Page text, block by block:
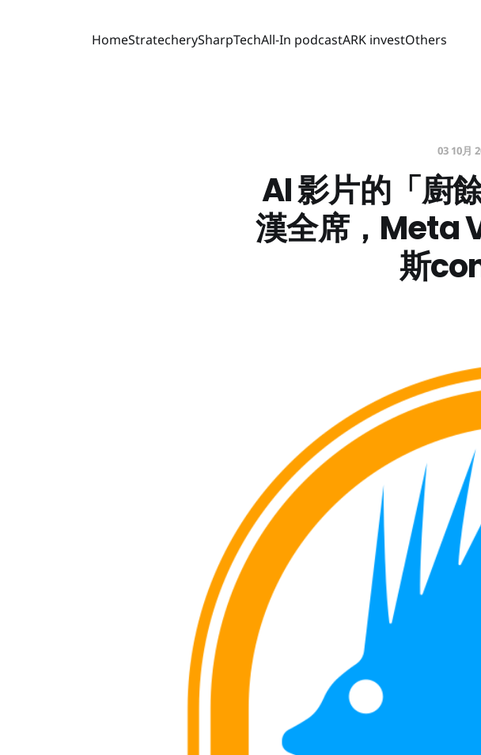
HomeStratecherySharpTechAll-In podcastARK investOthers
03 10月
AI 影片的「廚
漢全席，Meta
斯